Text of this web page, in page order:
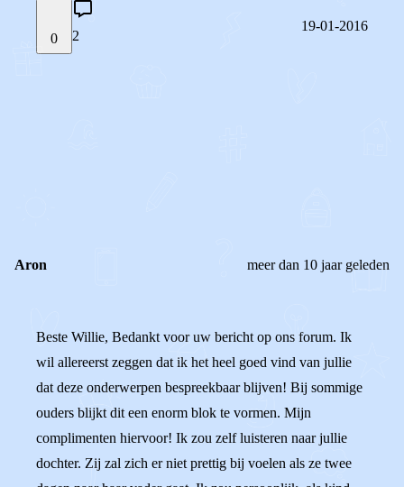
0 2
19-01-2016
Aron meer dan 10 jaar geleden
Beste Willie, Bedankt voor uw bericht op ons forum. Ik
wil allereerst zeggen dat ik het heel goed vind van jullie
dat deze onderwerpen bespreekbaar blijven! Bij sommige
ouders blijkt dit een enorm blok te vormen. Mijn
complimenten hiervoor! Ik zou zelf luisteren naar jullie
dochter. Zij zal zich er niet prettig bij voelen als ze twee